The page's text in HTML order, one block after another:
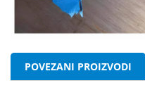
POVEZANI PROIZVODI